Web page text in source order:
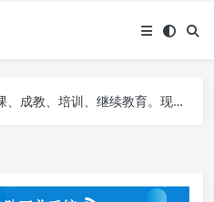
献内容生成论文
、继续教育。现已接入代刷代考项目3000+
、继续教育。现已接入代刷代考项目3000+